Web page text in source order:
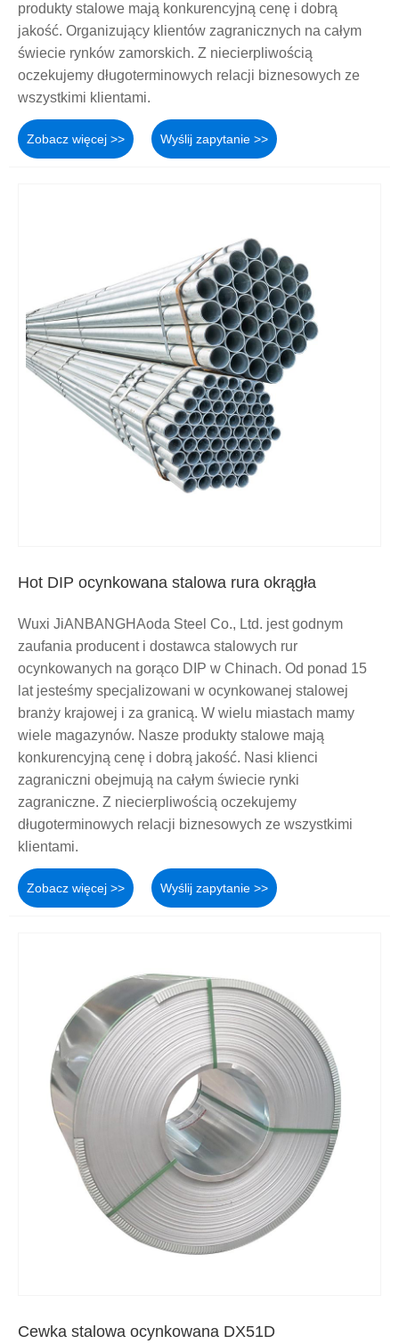
produkty stalowe mają konkurencyjną cenę i dobrą
jakość. Organizujący klientów zagranicznych na całym
świecie rynków zamorskich. Z niecierpliwością
oczekujemy długoterminowych relacji biznesowych ze
wszystkimi klientami.
Zobacz więcej >> Wyślij zapytanie >>
Hot DIP ocynkowana stalowa rura okrągła
Wuxi JiANBANGHAoda Steel Co., Ltd. jest godnym
zaufania producent i dostawca stalowych rur
ocynkowanych na gorąco DIP w Chinach. Od ponad 15
lat jesteśmy specjalizowani w ocynkowanej stalowej
branży krajowej i za granicą. W wielu miastach mamy
wiele magazynów. Nasze produkty stalowe mają
konkurencyjną cenę i dobrą jakość. Nasi klienci
zagraniczni obejmują na całym świecie rynki
zagraniczne. Z niecierpliwością oczekujemy
długoterminowych relacji biznesowych ze wszystkimi
klientami.
Zobacz więcej >> Wyślij zapytanie >>
Cewka stalowa ocynkowana DX51D